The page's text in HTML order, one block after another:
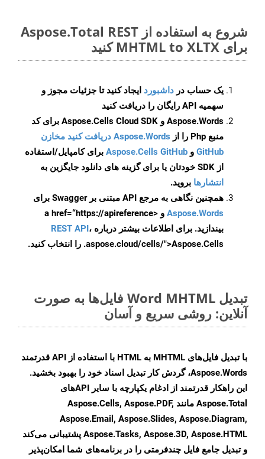
شروع به استفاده از Aspose.Total REST
برای MHTML to XLTX کنید
یک حساب در داشبورد ایجاد کنید تا جزئیات مجوز و
سهمیه API رایگان را دریافت کنید
Aspose.Words و Aspose.Cells Cloud SDK برای کد
منبع Php را از
Aspose.Words دریافت کنید مخازن
GitHub و Aspose.Cells GitHub برای کامپایل/استفاده
از SDK خودتان یا برای گزینه های دانلود جایگزین به
انتشارها بروید.
همچنین نگاهی به مرجع API مبتنی بر Swagger برای
Aspose.Words
و <a href=“https://apireference
بیندازید. برای اطلاعات بیشتر درباره REST API،
.aspose.cloud/cells/">Aspose.Cells را انتخاب کنید.
تبدیل Word MHTML فایل‌ها به صورت
آنلاین: روشی سریع و آسان
با تبدیل فایل‌های MHTML به HTML با استفاده از API قدرتمند
Aspose.Words، گردش کار تبدیل اسناد خود را بهبود بخشید.
این راهکار قدرتمند از ادغام یکپارچه با سایر APIهای
Aspose.Total مانند Aspose.Cells, Aspose.PDF,
Aspose.Email, Aspose.Slides, Aspose.Diagram,
Aspose.Tasks, Aspose.3D, Aspose.HTML پشتیبانی می‌کند
و تبدیل جامع فایل چندفرمتی را در برنامه‌های شما امکان‌پذیر